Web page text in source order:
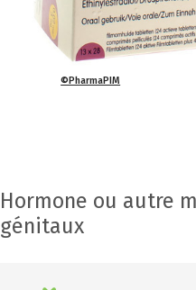
©PharmaPIM
Hormone ou autre
génitaux